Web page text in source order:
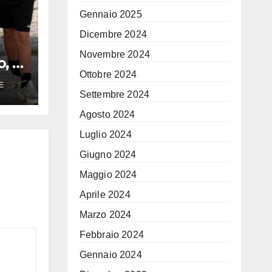
il
Gennaio 2025
Dicembre 2024
Novembre 2024
Ottobre 2024
Settembre 2024
Agosto 2024
Luglio 2024
Giugno 2024
Maggio 2024
Aprile 2024
Marzo 2024
Febbraio 2024
Gennaio 2024